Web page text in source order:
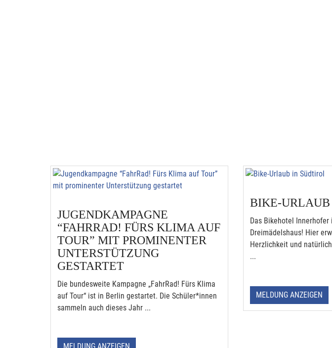
JUGENDKAMPAGNE
“FAHRRAD! FÜRS KLIMA AUF
TOUR” MIT PROMINENTER
UNTERSTÜTZUNG
GESTARTET
Die bundesweite Kampagne „FahrRad! Fürs Klima
auf Tour“ ist in Berlin gestartet. Die Schüler*innen
sammeln auch dieses Jahr ...
BIKE-
Das Bikehotel
Dreimädelshaus! Hier
Herzlichkeit und
...
MELDUNG ANZEIGEN